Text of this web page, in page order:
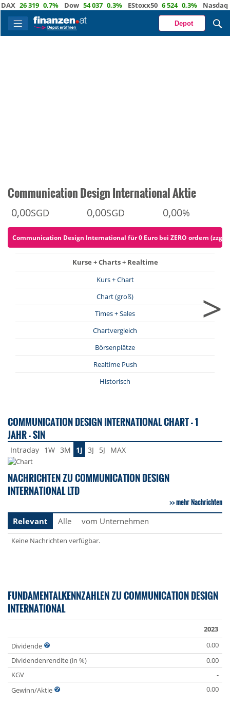
26 319 0,7% Dow 54 037 0,3% EStoxx50 6 524 0,3% Nasdaq 29
Depot
Communication Design International Aktie
0,00SGD 0,00SGD 0,00%
Communication Design International für 0 Euro bei ZERO ordern (zzgl.
Kurse + Charts + Realtime
Kurs + Chart
Chart (groß)
Times + Sales
Chartvergleich
Börsenplätze
Realtime Push
Historisch
>
COMMUNICATION DESIGN INTERNATIONAL CHART - 1
JAHR - SIN
Intraday 1W 3M 1J 3J 5J MAX
NACHRICHTEN ZU COMMUNICATION DESIGN
INTERNATIONAL LTD
mehr Nachrichten
Relevant
Alle vom Unternehmen
Keine Nachrichten verfügbar.
FUNDAMENTALKENNZAHLEN ZU COMMUNICATION DESIGN
INTERNATIONAL
2023
Dividende
0.00
Dividendenrendite (in %)
0.00
KGV
-
Gewinn/Aktie
0.00